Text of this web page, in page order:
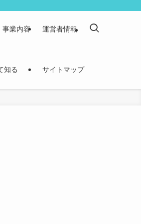
事業内容 運営者情報
知る サイトマップ